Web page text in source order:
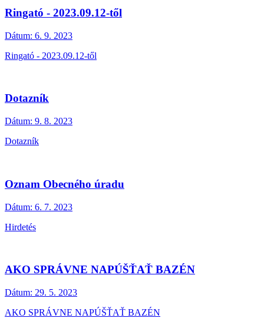
Ringató - 2023.09.12-től
Dátum: 6. 9. 2023
Ringató - 2023.09.12-től
Dotazník
Dátum: 9. 8. 2023
Dotazník
Oznam Obecného úradu
Dátum: 6. 7. 2023
Hirdetés
AKO SPRÁVNE NAPÚŠŤAŤ BAZÉN
Dátum: 29. 5. 2023
AKO SPRÁVNE NAPÚŠŤAŤ BAZÉN